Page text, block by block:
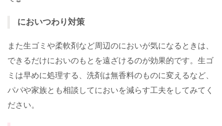
においつわり対策
また生ゴミや柔軟剤など周辺のにおいが気になるときは、
できるだけにおいのもとを遠ざけるのが効果的です。生ゴ
ミは早めに処理する、洗剤は無香料のものに変えるなど、
パパや家族とも相談してにおいを減らす工夫をしてみてく
ださい。